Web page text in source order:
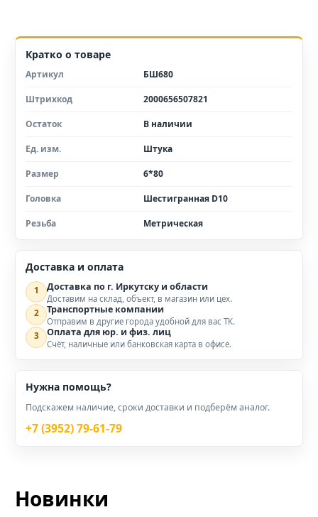
Кратко о товаре
Артикул БШ680
Штрихкод 2000656507821
Остаток В наличии
Ед. изм. Штука
Размер 6*80
Головка Шестигранная D10
Резьба Метрическая
Доставка и оплата
1 Доставка по г. Иркутску и области
Доставим на склад, объект, в магазин или цех.
2 Транспортные компании
Отправим в другие города удобной для вас ТК.
3 Оплата для юр. и физ. лиц
Счёт, наличные или банковская карта в офисе.
Нужна помощь?
Подскажем наличие, сроки доставки и подберём аналог.
+7 (3952) 79-61-79
Новинки